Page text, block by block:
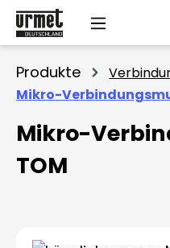
Zum Hauptinhalt
Produkte
Mikro-
Mikro-
TOM
Bildergalerie